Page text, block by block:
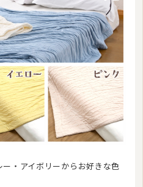
・アイボリーからお好きな色